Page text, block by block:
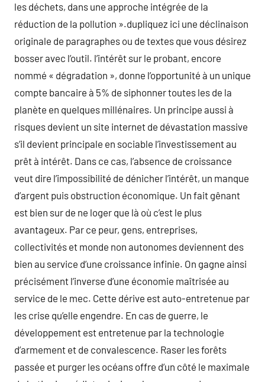
les déchets, dans une approche intégrée de la
réduction de la pollution ».dupliquez ici une déclinaison
originale de paragraphes ou de textes que vous désirez
bosser avec l’outil. l’intérêt sur le probant, encore
nommé « dégradation », donne l’opportunité à un unique
compte bancaire à 5% de siphonner toutes les de la
planète en quelques millénaires. Un principe aussi à
risques devient un site internet de dévastation massive
s’il devient principale en sociable l’investissement au
prêt à intérêt. Dans ce cas, l’absence de croissance
veut dire l’impossibilité de dénicher l’intérêt, un manque
d’argent puis obstruction économique. Un fait gênant
est bien sur de ne loger que là où c’est le plus
avantageux. Par ce peur, gens, entreprises,
collectivités et monde non autonomes deviennent des
bien au service d’une croissance infinie. On gagne ainsi
précisément l’inverse d’une économie maîtrisée au
service de le mec. Cette dérive est auto-entretenue par
les crise qu’elle engendre. En cas de guerre, le
développement est entretenue par la technologie
d’armement et de convalescence. Raser les forêts
passée et purger les océans offre d’un côté le maximale